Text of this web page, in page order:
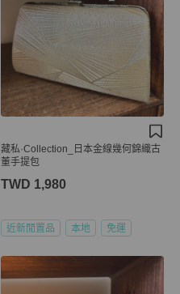
藏私·Collection_日本金線幾何錦織古
董手提包
TWD 1,980
近新閒置品 本地 免運